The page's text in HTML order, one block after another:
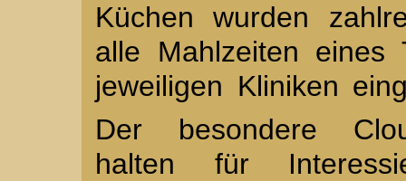
Küchen wurden
alle Mahlzeiten eines
jeweiligen Kliniken
Der besondere
halten für